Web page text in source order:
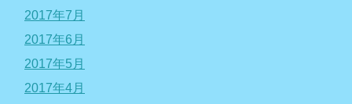
2017年7月
2017年6月
2017年5月
2017年4月